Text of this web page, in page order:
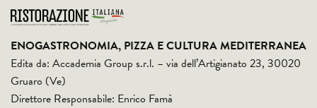
ENOGASTRONOMIA, PIZZA E CULTURA MEDITERRANEA
Edita da: Accademia Group s.r.l. – via dell’Artigianato 23, 30020
Gruaro (Ve)
Direttore Responsabile: Enrico Famà